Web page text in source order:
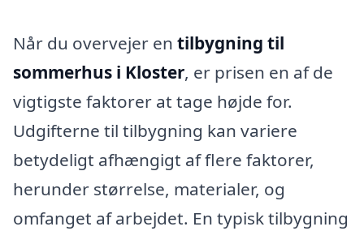
Når du overvejer en tilbygning til
sommerhus i Kloster, er prisen en af de
vigtigste faktorer at tage højde for.
Udgifterne til tilbygning kan variere
betydeligt afhængigt af flere faktorer,
herunder størrelse, materialer, og
omfanget af arbejdet. En typisk tilbygning